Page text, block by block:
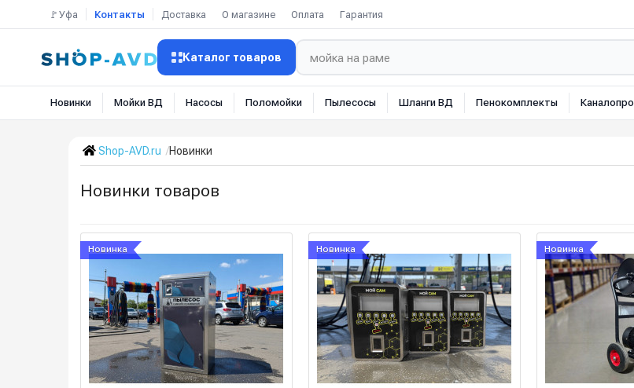
🚩Уфа Контакты Доставка О магазине Оплата Гарантия
Каталог товаров
Новинки Мойки ВД Насосы Поломойки Пылесосы Шланги ВД Пенокомплекты
Shop-AVD.ru Новинки
Новинки товаров
Новинка Новинка Новинка